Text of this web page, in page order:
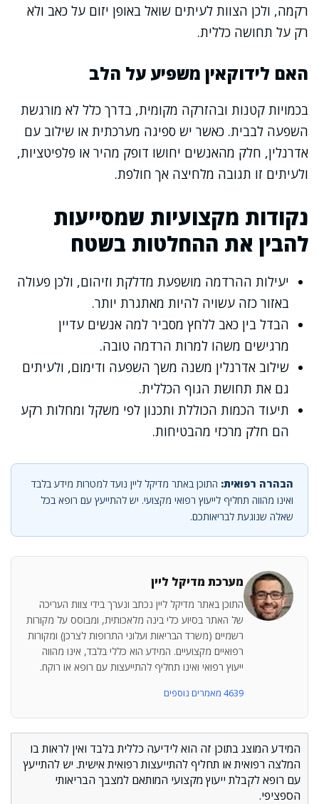
רקמה, ולכן הצוות לעיתים שואל באופן יזום על כאב ולא
רק על תחושה כללית.
האם לידוקאין משפיע על הלב
בכמויות קטנות ובהזרקה מקומית, בדרך כלל לא מורגשת
השפעה לבבית. כאשר יש ספיגה מערכתית או שילוב עם
אדרנלין, חלק מהאנשים יחושו דופק מהיר או פלפיטציות,
ולעיתים זו תגובה מלחיצה אך חולפת.
נקודות מקצועיות שמסייעות
להבין את ההחלטות בשטח
יעילות ההרדמה מושפעת מדלקת וזיהום, ולכן פעולה
באזור כזה עשויה להיות מאתגרת יותר.
הבדל בין כאב ללחץ מסביר למה אנשים עדיין
מרגישים משהו למרות הרדמה טובה.
שילוב אדרנלין משנה משך השפעה ודימום, ולעיתים
גם את תחושת הגוף הכללית.
תיעוד הכמות הכוללת ותכנון לפי משקל ומחלות רקע
הם חלק מרכזי מהבטיחות.
הבהרה רפואית: התוכן באתר מדיקל ליין נועד למטרות מידע בלבד
ואינו מהווה תחליף לייעוץ רפואי מקצועי. יש להתייעץ עם רופא בכל
שאלה שנוגעת לבריאותכם.
מערכת מדיקל ליין
התוכן באתר מדיקל ליין נכתב ונערך בידי צוות העריכה
של האתר בסיוע כלי בינה מלאכותית, ומבוסס על מקורות
רשמיים (משרד הבריאות ועלוני התרופות לצרכן) ומקורות
רפואיים מקצועיים. המידע הוא כללי בלבד, אינו מהווה
ייעוץ רפואי ואינו תחליף להתייעצות עם רופא או רוקח.
4639 מאמרים נוספים
המידע המוצג בתוכן זה הוא לידיעה כללית בלבד ואין לראות בו
המלצה רפואית או תחליף להתייעצות רפואית אישית. יש להתייעץ
עם רופא לקבלת ייעוץ מקצועי המותאם למצבך הבריאותי
הספציפי.